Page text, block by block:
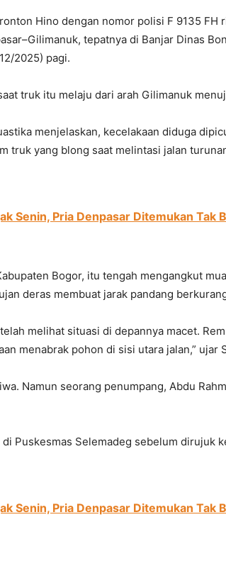
Hino dengan nomor polisi F 9135 FH
tepatnya di Banjar Dinas
2025) pagi.
truk itu melaju dari arah Gilimanuk
menjelaskan, kecelakaan diduga
truk yang blong saat melintasi jalan
Senin, Pria Denpasar Ditemukan Tak
Bogor, itu tengah mengangkut
deras membuat jarak pandang
melihat situasi di depannya macet.
menabrak pohon di sisi utara jalan,” ujar
Namun seorang penumpang, Abdu
Puskesmas Selemadeg sebelum dirujuk
Senin, Pria Denpasar Ditemukan Tak